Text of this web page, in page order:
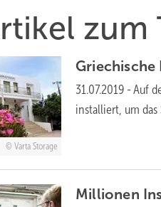
zum
Varta Storage
31.07.2019 - Auf
installiert, um
Millionen